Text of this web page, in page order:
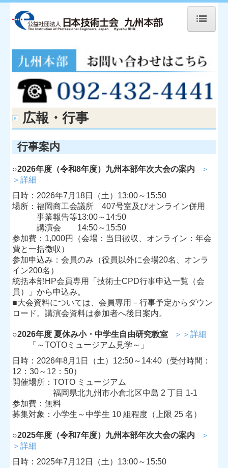
概要と構成
CPDの案内
本部の活動
県支部活動
技術の相談
技術士を目指す方へ
試験の情報
広報・行事
書籍等の案内
PHOTO
リンク
アクセス・事務所案内
サイトマップ
広報・行事
行事案内
○2026年度（令和8年度）九州本部年次大会の案内
＞
＞詳細
日時：2026年7月18日（土）13:00～15:50
場所：福岡商工会議所 407号室及びオンライン併用
事業報告等13:00～14:50
講演会 14:50～15:50
参加費：1,000円（会場：当日徴収、オンライン：年会
費と一括徴収）
参加申込み：会員のみ（役員以外に会場20名、オンラ
イン200名）
統括本部HP会員専用「技術士CPD行事申込一覧（会
員）」から申込み。
■大会資料については、会員専用－行事予定からダウン
ロード。講演会資料は参加者へ後日案内。
○2026年度 夏休み小・中学生自由研究教室
＞＞詳細
「 ～TOTOミュージアム見学～」
日時：2026年8月1日（土）12:50～14:40 （受付時間：
12：30～12：50）
開催場所：TOTO ミュージアム
福岡県北九州市小倉北区中島 2 丁目 1-1
参加費：無料
募集対象：小学生～中学生 10 組程度（上限 25 名）
○2025年度（令和7年度）九州本部年次大会の案内
＞
＞詳細
日時：2025年7月12日（土）13:00～15:50